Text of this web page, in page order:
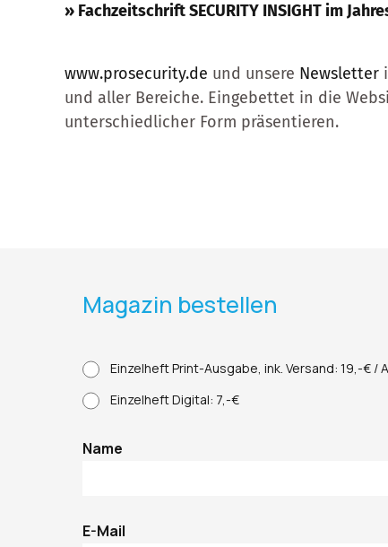
» Fachzeitschrift SECURITY INSIGHT im
www.prosecurity.de und unsere Newsletter
und aller Bereiche. Eingebettet in die
unterschiedlicher Form präsentieren.
Magazin bestellen
Col-First
Einzelheft Print-Ausgabe, ink. Versand: 19,-€ /
Einzelheft Digital: 7,-€
Name
E-Mail